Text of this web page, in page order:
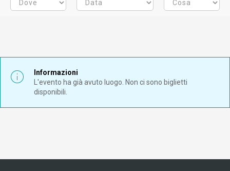
Informazioni
L'evento ha già avuto luogo. Non ci sono biglietti
disponibili.